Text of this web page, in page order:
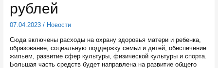
рублей
07.04.2023/ Новости
Сюда включены расходы на охрану здоровья матери и ребенка,
образование, социальную поддержку семьи и детей, обеспечение
жильем, развитие сфер культуры, физической культуры и спорта.
Большая часть средств будет направлена на развитие общего